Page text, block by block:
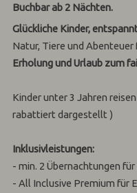
Buchbar ab 2 Nächten.
Glückliche Kinder,
Natur, Tiere und
Erholung und Urlaub zum
Kinder unter 3 Jahren
rabattiert dargestellt )
Inklusivleistungen:
- min. 2 Übernachtungen
- All Inclusive Premium für